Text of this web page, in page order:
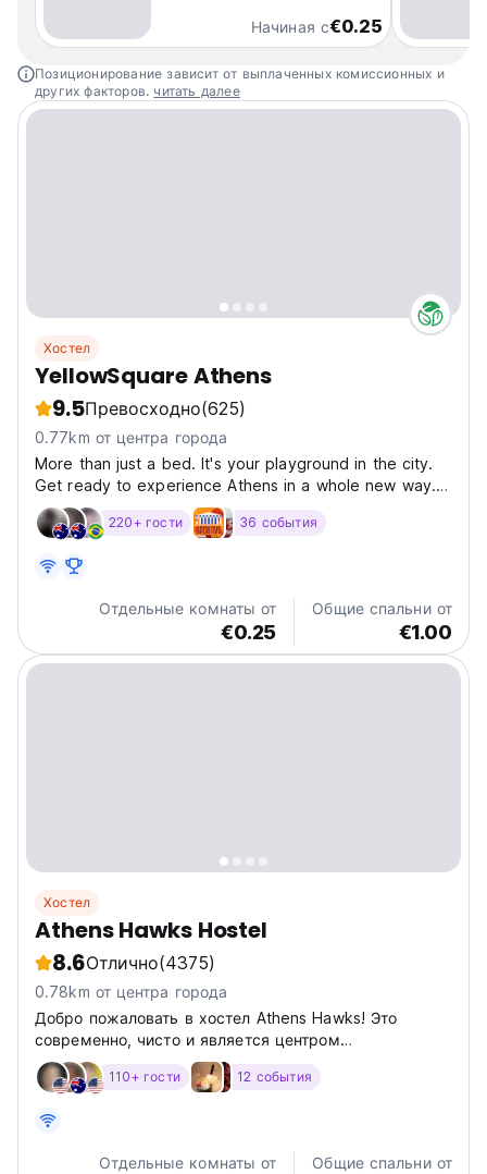
Начиная с€0.25
Позиционирование зависит от выплаченных комиссионных и
других факторов. читать далее
Хостел
YellowSquare Athens
9.5Превосходно(625)
0.77km от центра города
More than just a bed. It's your playground in the city.
Get ready to experience Athens in a whole new way.
YellowSquare Athens is not just a place to sleep. It's
where travelers meet, connect, and play. Whether
220+ гости 36 события
Отдельные комнаты от
€0.25
Общие спальни от
€1.00
Хостел
Athens Hawks Hostel
8.6Отлично(4375)
0.78km от центра города
Добро пожаловать в хостел Athens Hawks! Это
современно, чисто и является центром
туристической деятельности, прямо в центре Афин.
Хостел Hawks с новой планировкой, дружелюбным
предложить вам не просто кровать,...
110+ гости 12 события
Отдельные комнаты от Общие спальни от